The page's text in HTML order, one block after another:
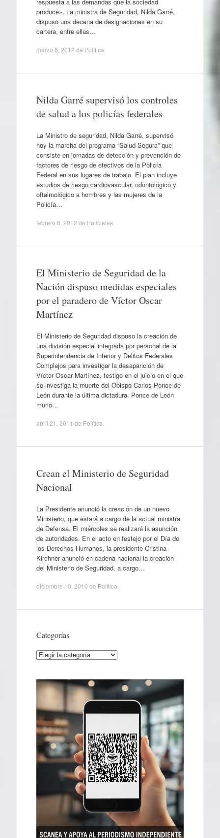
produce». La ministra de Seguridad, Nilda Garré,
dispuso una decena de designaciones en su
cartera, entre ellas…
marzo 8, 2012 de Política
Nilda Garré supervisó los controles
de salud a los policías federales
La Ministro de seguridad, Nilda Garré, supervisó
hoy la marcha del programa “Salud Segura” que
consiste en jornadas de detección y prevención de
factores de riesgo de efectivos de la Policía
Federal en sus lugares de trabajo. El plan incluye
estudios de riesgo cardiovascular, odontológico y
oftalmológico a hombres y las mujeres de la
Policía…
febrero 8, 2012 de Policiales.
El Ministerio de Seguridad de la
Nación dispuso medidas especiales
por el paradero de Víctor Oscar
Martínez
El Ministerio de Seguridad dispuso la creación de
una división especial integrada por personal de la
Superintendencia de Interior y Delitos Federales
Complejos para investigar la desaparición de
Víctor Oscar Martínez, testigo en el juicio en el que
se investiga la muerte del Obispo Carlos Ponce de
León durante la última dictadura. Ponce de León
murió…
abril 21, 2011 de Política
Crean el Ministerio de Seguridad
Nacional
La Presidente anunció la creación de un nuevo
Ministerio, que estará a cargo de la actual ministra
de Defensa. El miércoles se realizará la asunción
de autoridades. En el acto en festejo por el Día de
los Derechos Humanos, la presidente Cristina
Kirchner anunció en cadena nacional la creación
del Ministerio de Seguridad, a cargo…
diciembre 10, 2010 de Política
Categorías
Categorías